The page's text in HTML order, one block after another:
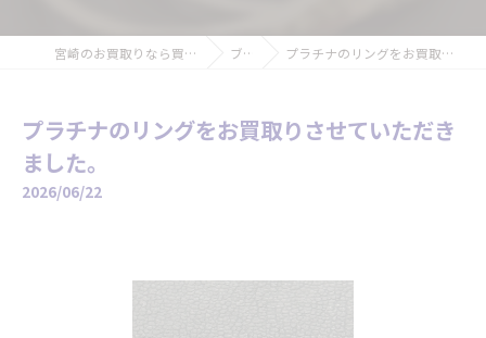
宮崎のお買取りなら買取大吉 延岡中川原店 ブログ プラチナのリングをお買取りさせていただきました。
プラチナのリングをお買取りさせていただき
ました。
2026/06/22